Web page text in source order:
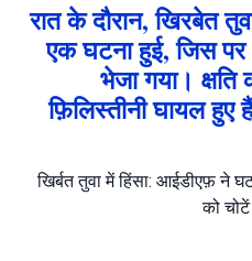
रात के दौरान, खिरबेत
एक घटना हुई, जिस
भेजा गया।
फ़िलिस्तीनी घायल हुए
खिर्बत तुवा में हिंसा: आईडीएफ़ ने
को चोटें